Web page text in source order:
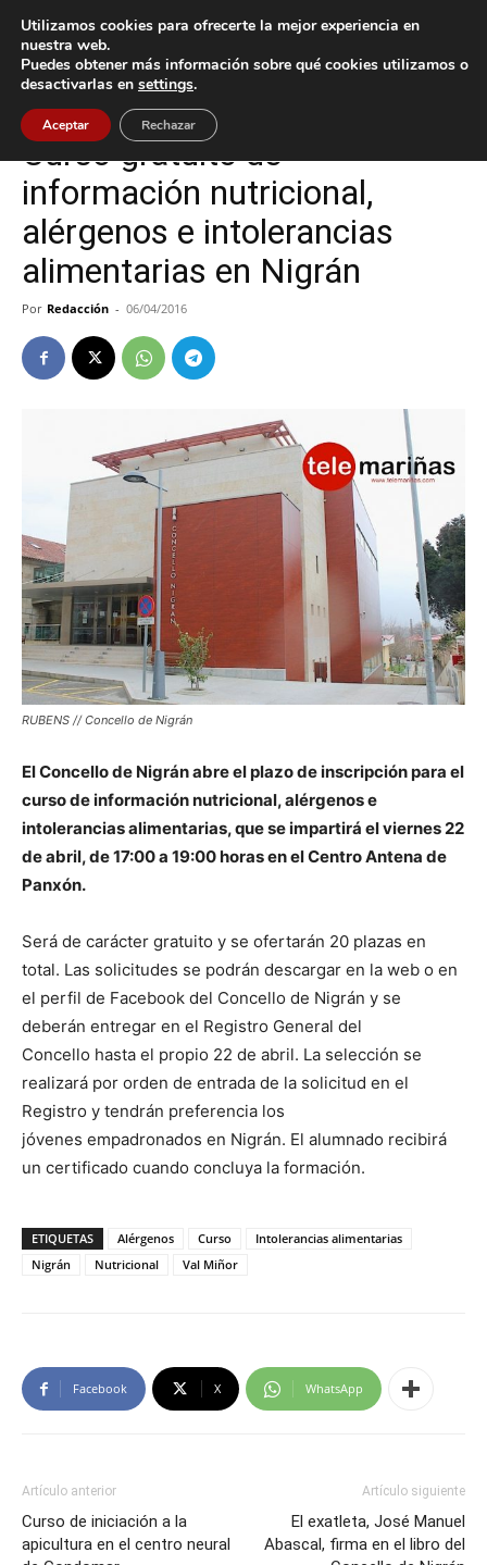
Inicio Cultura / Ocio
Cultura / Ocio Nigrán
Curso gratuito de
información nutricional,
alérgenos e intolerancias
alimentarias en Nigrán
Por Redacción - 06/04/2016
RUBENS // Concello de Nigrán
El Concello de Nigrán abre el plazo de inscripción para el
curso de información nutricional, alérgenos e
intolerancias alimentarias, que se impartirá el viernes 22
de abril, de 17:00 a 19:00 horas en el Centro Antena de
Panxón.
Será de carácter gratuito y se ofertarán 20 plazas en
total. Las solicitudes se podrán descargar en la web o en
el perfil de Facebook del Concello de Nigrán y se
deberán entregar en el Registro General del
Concello hasta el propio 22 de abril. La selección se
realizará por orden de entrada de la solicitud en el
Registro y tendrán preferencia los
jóvenes empadronados en Nigrán. El alumnado recibirá
un certificado cuando concluya la formación.
ETIQUETAS Alérgenos Curso
Intolerancias alimentarias
Nigrán
Nutricional Val Miñor
Facebook X WhatsApp
Artículo anterior
Curso de iniciación a la
apicultura en el centro neural
Artículo siguiente
El exatleta, José Manuel
Abascal, firma en el libro del
Utilizamos cookies para ofrecerte la mejor experiencia en
nuestra web.
Puedes obtener más información sobre qué cookies utilizamos o
desactivarlas en settings.
Aceptar Rechazar